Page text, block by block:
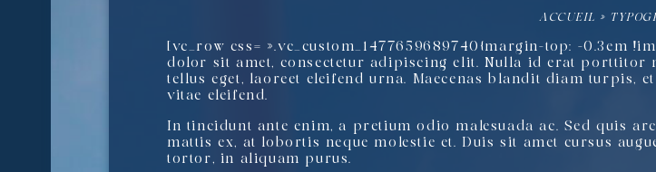
ACCUEIL »
[vc_row css= ».vc_custom_1477659689740{margin-top: -0.3em
dolor sit amet, consectetur adipiscing elit. Nulla id erat
tellus eget, laoreet eleifend urna. Maecenas blandit diam turpis,
vitae eleifend.
In tincidunt ante enim, a pretium odio malesuada ac. Sed quis
mattis ex, at lobortis neque molestie et. Duis sit amet cursus
tortor, in aliquam purus.